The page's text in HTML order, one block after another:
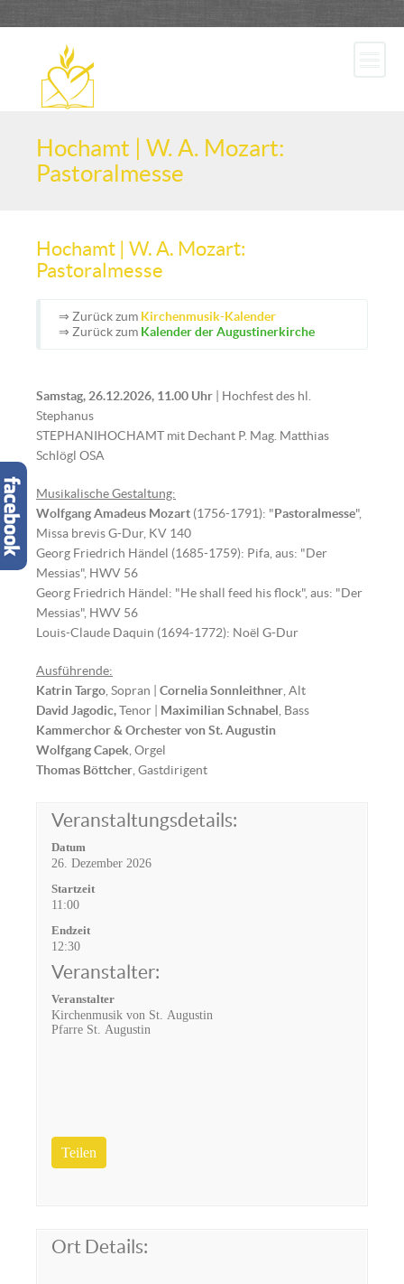
Hochamt | W. A. Mozart:
Pastoralmesse
Hochamt | W. A. Mozart:
Pastoralmesse
⇒ Zurück zum Kirchenmusik-Kalender
⇒ Zurück zum Kalender der Augustinerkirche
Samstag, 26.12.2026, 11.00 Uhr | Hochfest des hl.
Stephanus
STEPHANIHOCHAMT mit Dechant P. Mag. Matthias
Schlögl OSA
Musikalische Gestaltung:
Wolfgang Amadeus Mozart (1756-1791): "Pastoralmesse",
Missa brevis G-Dur, KV 140
Georg Friedrich Händel (1685-1759): Pifa, aus: "Der
Messias", HWV 56
Georg Friedrich Händel: "He shall feed his flock", aus: "Der
Messias", HWV 56
Louis-Claude Daquin (1694-1772): Noël G-Dur
Ausführende:
Katrin Targo , Sopran | Cornelia Sonnleithner , Alt
David Jagodic,Tenor | Maximilian Schnabel , Bass
Kammerchor & Orchester von St. Augustin
Wolfgang Capek , Orgel
Thomas Böttcher , Gastdirigent
Veranstaltungsdetails:
Datum
26. Dezember 2026
Startzeit
11:00
Endzeit
12:30
Veranstalter:
Veranstalter
Kirchenmusik von St. Augustin
Pfarre St. Augustin
Teilen
Ort Details: